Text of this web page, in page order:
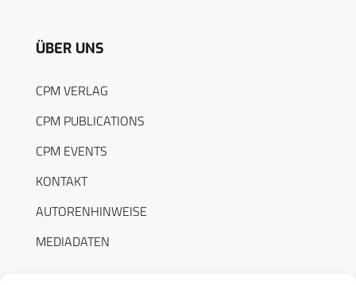
ÜBER UNS
CPM VERLAG
CPM PUBLICATIONS
CPM EVENTS
KONTAKT
AUTORENHINWEISE
MEDIADATEN